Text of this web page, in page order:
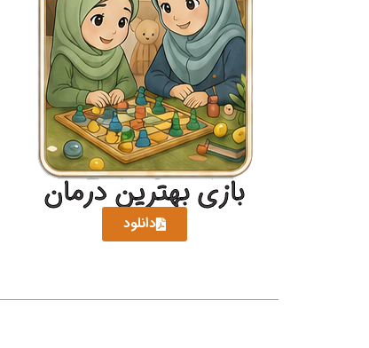
بازی بهترین درمان
دانلود